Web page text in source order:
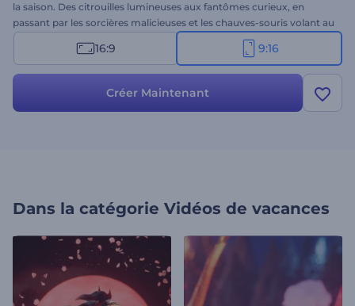
la saison. Des citrouilles lumineuses aux fantômes curieux, en
passant par les sorcières malicieuses et les chauves-souris volant au
clair de lune, ce modèle est parfait pour vos projets de fêtes.
Sélectionnez vos scènes préférées et personnalisez-les avec votre
dès maintenant et laissez la magie d'Halloween opérer !
16:9 9:16
Créer Maintenant
Dans la catégorie Vidéos de vacances